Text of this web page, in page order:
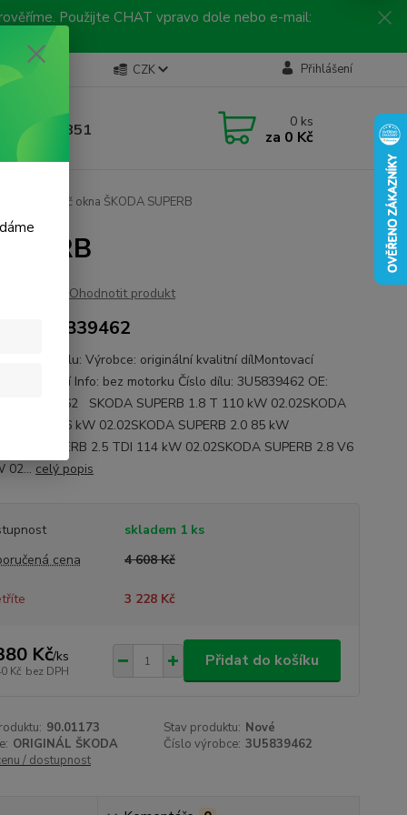
Použijte CHAT vpravo dole nebo e-mail:
Kontakty CZK Přihlášení
linka
792 217 851
9-16 hod.)
0 ks
za 0 Kč
spouštěč okna ŠKODA SUPERB
Ohodnotit produkt
3U5839462
o autodílu: Výrobce: originální kvalitní dílMontovací
pravá zadní Info: bez motorku Číslo dílu: 3U5839462 OE:
3U5839462 SKODA SUPERB 1.8 T 110 kW 02.02SKODA
1.9 TDI 96 kW 02.02SKODA SUPERB 2.0 85 kW
SUPERB 2.5 TDI 114 kW 02.02SKODA SUPERB 2.8 V6
02... celý popis
skladem 1 ks
cena
4 608 Kč
3 228 Kč
Kč/ks
Kč bez DPH
Přidat do košíku
90.01173 Stav produktu: Nové
ORIGINÁL ŠKODA Číslo výrobce: 3U5839462
/ dostupnost